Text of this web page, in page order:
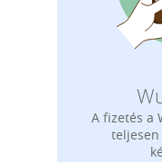
A fizetés a
teljesen